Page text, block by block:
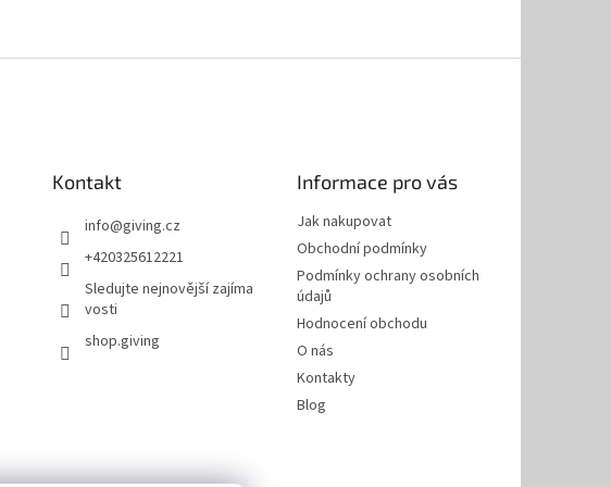
Kontakt
info@giving.cz
+420325612221
Sledujte nejnovější zajíma
vosti
shop.giving
Informace pro vás
Jak nakupovat
Obchodní podmínky
Podmínky ochrany osobních
údajů
Hodnocení obchodu
O nás
Kontakty
Blog